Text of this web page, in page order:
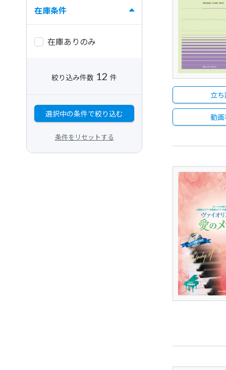
立
動
在庫条件
在庫ありのみ
絞り込み件数 12 件
選択中の条件で絞り込む
条件をリセットする